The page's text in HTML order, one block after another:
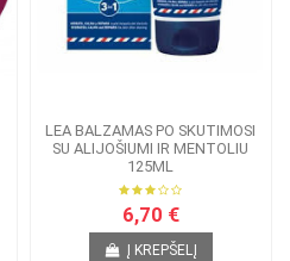
LEA BALZAMAS PO SKUTIMOSI
SU ALIJOŠIUMI IR MENTOLIU
125ML
6,70 €
Į KREPŠELĮ